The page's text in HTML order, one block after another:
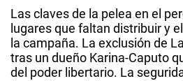
Las claves de la pelea en el
lugares que faltan distribuir y
la campaña. La exclusión de
tras un dueño Karina-Caputo
del poder libertario. La